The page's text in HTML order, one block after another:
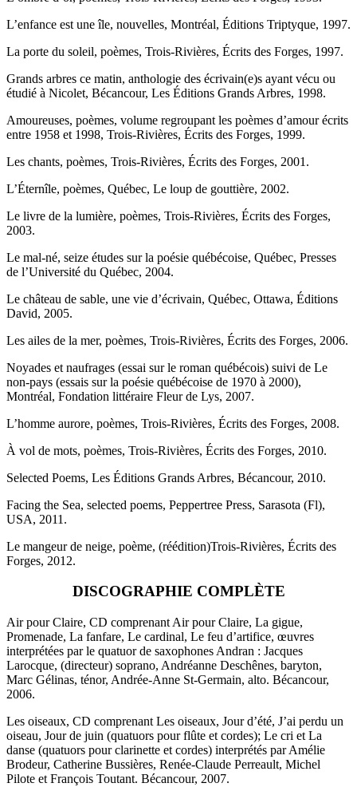
L’enfance est une île, nouvelles, Montréal, Éditions Triptyque, 1997.
La porte du soleil, poèmes, Trois-Rivières, Écrits des Forges, 1997.
Grands arbres ce matin, anthologie des écrivain(e)s ayant vécu ou
étudié à Nicolet, Bécancour, Les Éditions Grands Arbres, 1998.
Amoureuses, poèmes, volume regroupant les poèmes d’amour écrits
entre 1958 et 1998, Trois-Rivières, Écrits des Forges, 1999.
Les chants, poèmes, Trois-Rivières, Écrits des Forges, 2001.
L’Éternîle, poèmes, Québec, Le loup de gouttière, 2002.
Le livre de la lumière, poèmes, Trois-Rivières, Écrits des Forges,
2003.
Le mal-né, seize études sur la poésie québécoise, Québec, Presses
de l’Université du Québec, 2004.
Le château de sable, une vie d’écrivain, Québec, Ottawa, Éditions
David, 2005.
Les ailes de la mer, poèmes, Trois-Rivières, Écrits des Forges, 2006.
Noyades et naufrages (essai sur le roman québécois) suivi de Le
non-pays (essais sur la poésie québécoise de 1970 à 2000),
Montréal, Fondation littéraire Fleur de Lys, 2007.
L’homme aurore, poèmes, Trois-Rivières, Écrits des Forges, 2008.
À vol de mots, poèmes, Trois-Rivières, Écrits des Forges, 2010.
Selected Poems, Les Éditions Grands Arbres, Bécancour, 2010.
Facing the Sea, selected poems, Peppertree Press, Sarasota (Fl),
USA, 2011.
Le mangeur de neige, poème, (réédition)Trois-Rivières, Écrits des
Forges, 2012.
DISCOGRAPHIE COMPLÈTE
Air pour Claire, CD comprenant Air pour Claire, La gigue,
Promenade, La fanfare, Le cardinal, Le feu d’artifice, œuvres
interprétées par le quatuor de saxophones Andran : Jacques
Larocque, (directeur) soprano, Andréanne Deschênes, baryton,
Marc Gélinas, ténor, Andrée-Anne St-Germain, alto. Bécancour,
2006.
Les oiseaux, CD comprenant Les oiseaux, Jour d’été, J’ai perdu un
oiseau, Jour de juin (quatuors pour flûte et cordes); Le cri et La
danse (quatuors pour clarinette et cordes) interprétés par Amélie
Brodeur, Catherine Bussières, Renée-Claude Perreault, Michel
Pilote et François Toutant. Bécancour, 2007.